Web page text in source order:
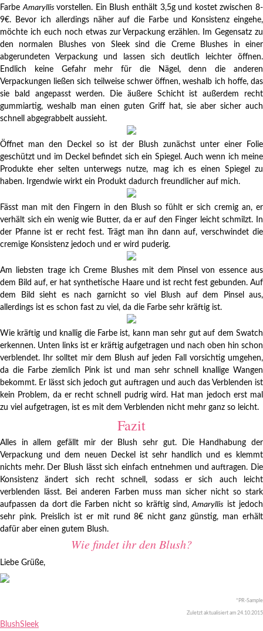
FarbeAmaryllisvorstellen. Ein Blush enthält 3,5g und kostet zwischen 8-
9€. Bevor ich allerdings näher auf die Farbe und Konsistenz eingehe,
möchte ich euch noch etwas zur Verpackung erzählen. Im Gegensatz zu
den normalen Blushes von Sleek sind die Creme Blushes in einer
abgerundeten Verpackung und lassen sich deutlich leichter öffnen.
Endlich keine Gefahr mehr für die Nägel, denn die anderen
Verpackungen ließen sich teilweise schwer öffnen, weshalb ich hoffe, das
sie bald angepasst werden. Die äußere Schicht ist außerdem recht
gummiartig, weshalb man einen guten Griff hat, sie aber sicher auch
schnell abgegrabbelt aussieht.
Öffnet man den Deckel so ist der Blush zunächst unter einer Folie
geschützt und im Deckel befindet sich ein Spiegel. Auch wenn ich meine
Produkte eher selten unterwegs nutze, mag ich es einen Spiegel zu
haben. Irgendwie wirkt ein Produkt dadurch freundlicher auf mich.
Fässt man mit den Fingern in den Blush so fühlt er sich cremig an, er
verhält sich ein wenig wie Butter, da er auf den Finger leicht schmilzt. In
der Pfanne ist er recht fest. Trägt man ihn dann auf, verschwindet die
cremige Konsistenz jedoch und er wird puderig.
Am liebsten trage ich Creme Blushes mit dem Pinsel von essence aus
dem Bild auf, er hat synthetische Haare und ist recht fest gebunden. Auf
dem Bild sieht es nach garnicht so viel Blush auf dem Pinsel aus,
allerdings ist es schon fast zu viel, da die Farbe sehr kräftig ist.
Wie kräftig und knallig die Farbe ist, kann man sehr gut auf dem Swatch
erkennen. Unten links ist er kräftig aufgetragen und nach oben hin schon
verblendet. Ihr solltet mir dem Blush auf jeden Fall vorsichtig umgehen,
da die Farbe ziemlich Pink ist und man sehr schnell knallige Wangen
bekommt. Er lässt sich jedoch gut auftragen und auch das Verblenden ist
kein Problem, da er recht schnell pudrig wird. Hat man jedoch erst mal
zu viel aufgetragen, ist es mit dem Verblenden nicht mehr ganz so leicht.
Fazit
Alles in allem gefällt mir der Blush sehr gut. Die Handhabung der
Verpackung und dem neuen Deckel ist sehr handlich und es klemmt
nichts mehr. Der Blush lässt sich einfach entnehmen und auftragen. Die
Konsistenz ändert sich recht schnell, sodass er sich auch leicht
verblenden lässt. Bei anderen Farben muss man sicher nicht so stark
aufpassen da dort die Farben nicht so kräftig sind,Amaryllis ist jedoch
sehr pink. Preislich ist er mit rund 8€ nicht ganz günstig, man erhält
dafür aber einen gutem Blush.
Wie findet ihr den Blush?
Liebe Grüße,
*PR-Sample
Zuletzt aktualisiert am 24.10.2015
BlushSleek